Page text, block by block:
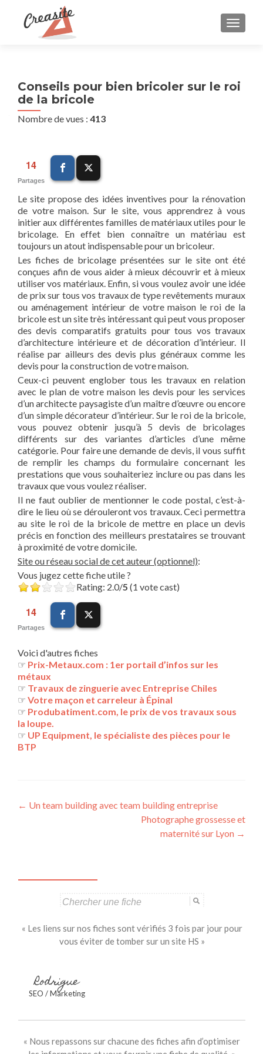
Conseils pour bien bricoler sur le roi
de la bricole
Nombre de vues : 413
14
Partages
Le site propose des idées inventives pour la rénovation
de votre maison. Sur le site, vous apprendrez à vous
initier aux différentes familles de matériaux utiles pour le
bricolage. En effet bien connaître un matériau est
toujours un atout indispensable pour un bricoleur.
Les fiches de bricolage présentées sur le site ont été
conçues afin de vous aider à mieux découvrir et à mieux
utiliser vos matériaux. Enfin, si vous voulez avoir une idée
de prix sur tous vos travaux de type revêtements muraux
ou aménagement intérieur de votre maison le roi de la
bricole est un site très intéressant qui peut vous proposer
des devis comparatifs gratuits pour tous vos travaux
d’architecture intérieure et de décoration d’intérieur. Il
réalise par ailleurs des devis plus généraux comme les
devis pour la construction de votre maison.
Ceux-ci peuvent englober tous les travaux en relation
avec le plan de votre maison les devis pour les services
d’un architecte paysagiste d’un maître d’œuvre ou encore
d’un simple décorateur d’intérieur. Sur le roi de la bricole,
vous pouvez obtenir jusqu’à 5 devis de bricolages
différents sur des variantes d’articles d’une même
catégorie. Pour faire une demande de devis, il vous suffit
de remplir les champs du formulaire concernant les
prestations que vous souhaiteriez inclure ou pas dans les
travaux que vous voulez réaliser.
Il ne faut oublier de mentionner le code postal, c’est-à-
dire le lieu où se dérouleront vos travaux. Ceci permettra
au site le roi de la bricole de mettre en place un devis
précis en fonction des meilleurs prestataires se trouvant
à proximité de votre domicile.
Site ou réseau social de cet auteur (optionnel):
Vous jugez cette fiche utile ?
Rating: 2.0/5 (1 vote cast)
14
Partages
Voici d'autres fiches
☞ Prix-Metaux.com : 1er portail d’infos sur les
métaux
☞ Travaux de zinguerie avec Entreprise Chiles
☞ Votre maçon et carreleur à Épinal
☞ Produbatiment.com, le prix de vos travaux sous
la loupe.
☞ UP Equipment, le spécialiste des pièces pour le
BTP
Navigation
← Un team building avec team building entreprise
Photographe grossesse et
maternité sur Lyon →
« Les liens sur nos fiches sont vérifiés 3 fois par jour pour
vous éviter de tomber sur un site HS »
Rodrigue
SEO / Marketing
« Nous repassons sur chacune des fiches afin d’optimiser